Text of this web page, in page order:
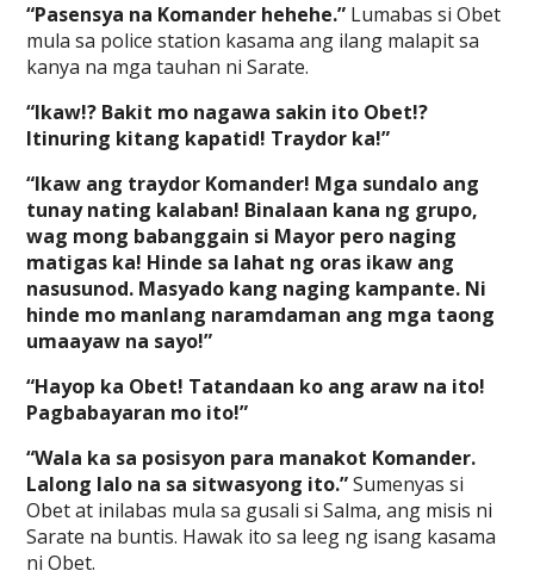
“Pasensya na Komander hehehe.” Lumabas si Obet
mula sa police station kasama ang ilang malapit sa
kanya na mga tauhan ni Sarate.
“Ikaw!? Bakit mo nagawa sakin ito Obet!?
Itinuring kitang kapatid! Traydor ka!”
“Ikaw ang traydor Komander! Mga sundalo ang
tunay nating kalaban! Binalaan kana ng grupo,
wag mong babanggain si Mayor pero naging
matigas ka! Hinde sa lahat ng oras ikaw ang
nasusunod. Masyado kang naging kampante. Ni
hinde mo manlang naramdaman ang mga taong
umaayaw na sayo!”
“Hayop ka Obet! Tatandaan ko ang araw na ito!
Pagbabayaran mo ito!”
“Wala ka sa posisyon para manakot Komander.
Lalong lalo na sa sitwasyong ito.”Sumenyas si
Obet at inilabas mula sa gusali si Salma, ang misis ni
Sarate na buntis. Hawak ito sa leeg ng isang kasama
ni Obet.